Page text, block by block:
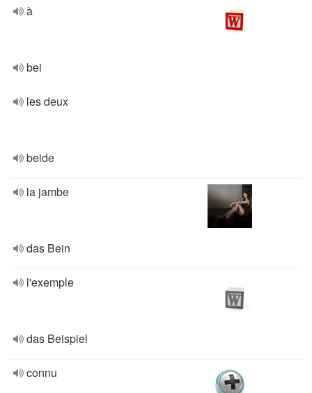
à
bei
les deux
beide
la jambe
das Bein
l'exemple
das Beispiel
connu